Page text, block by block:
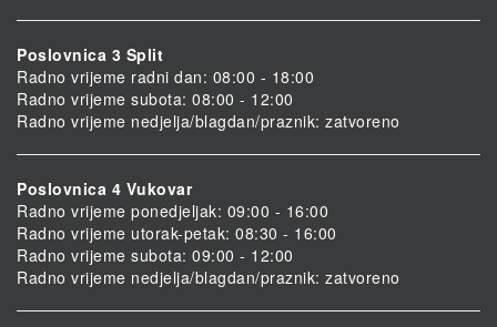
Poslovnica 3 Split
Radno vrijeme radni dan: 08:00 - 18:00
Radno vrijeme subota: 08:00 - 12:00
Radno vrijeme nedjelja/blagdan/praznik: zatvoreno
Poslovnica 4 Vukovar
Radno vrijeme ponedjeljak: 09:00 - 16:00
Radno vrijeme utorak-petak: 08:30 - 16:00
Radno vrijeme subota: 09:00 - 12:00
Radno vrijeme nedjelja/blagdan/praznik: zatvoreno